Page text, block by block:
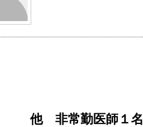
他 非常勤医師１名